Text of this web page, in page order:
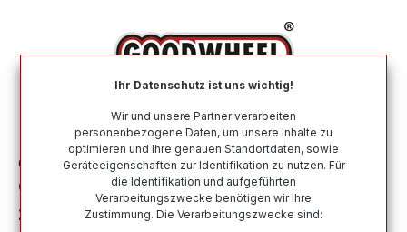
Ganzjahresreifen Nach Größe 205 75 R16
GOODRIDE SW613 ALL SEASON MASTER
205/75R16C 110/108Q
Ihr Datenschutz ist uns wichtig!
Wir und unsere Partner verarbeiten
personenbezogene Daten, um unsere Inhalte zu
optimieren und Ihre genauen Standortdaten, sowie
Geräteeigenschaften zur Identifikation zu nutzen. Für
die Identifikation und aufgeführten
Verarbeitungszwecke benötigen wir Ihre
Zustimmung. Die Verarbeitungszwecke sind: